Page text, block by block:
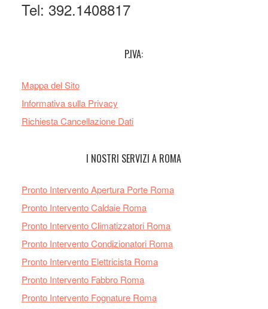
Tel: 392.1408817
P.IVA:
Mappa del Sito
Informativa sulla Privacy
Richiesta Cancellazione Dati
I NOSTRI SERVIZI A ROMA
Pronto Intervento Apertura Porte Roma
Pronto Intervento Caldaie Roma
Pronto Intervento Climatizzatori Roma
Pronto Intervento Condizionatori Roma
Pronto Intervento Elettricista Roma
Pronto Intervento Fabbro Roma
Pronto Intervento Fognature Roma